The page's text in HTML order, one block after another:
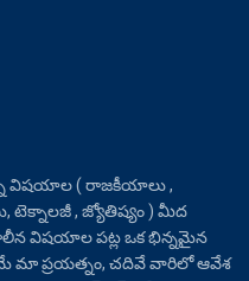
విషయాల ( రాజకీయాలు ,
టెక్నాలజీ , జ్యోతిష్యం ) మీద
విషయాల పట్ల ఒక భిన్నమైన
మా ప్రయత్నం, చదివే వారిలో ఆవేశ